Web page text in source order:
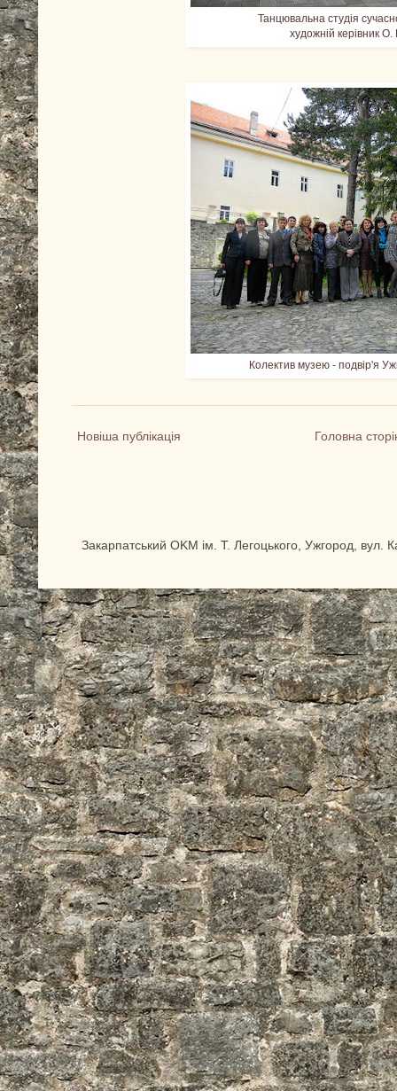
Танцювальна студія
художній керівник О.
Колектив музею - подвір'я
Новіша публікація Головна
Закарпатський OKM ім. Т. Легоцького, Ужгород,